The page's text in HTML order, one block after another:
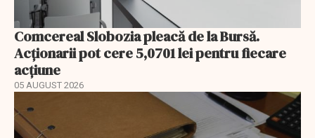
Comcereal Slobozia pleacă de la Bursă.
Acționarii pot cere 5,0701 lei pentru fiecare
acțiune
05 AUGUST 2026